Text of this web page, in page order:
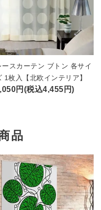
ースカーテン ブトン 各サイ
1枚入【北欧インテリア】
円(税込4,455円)
品